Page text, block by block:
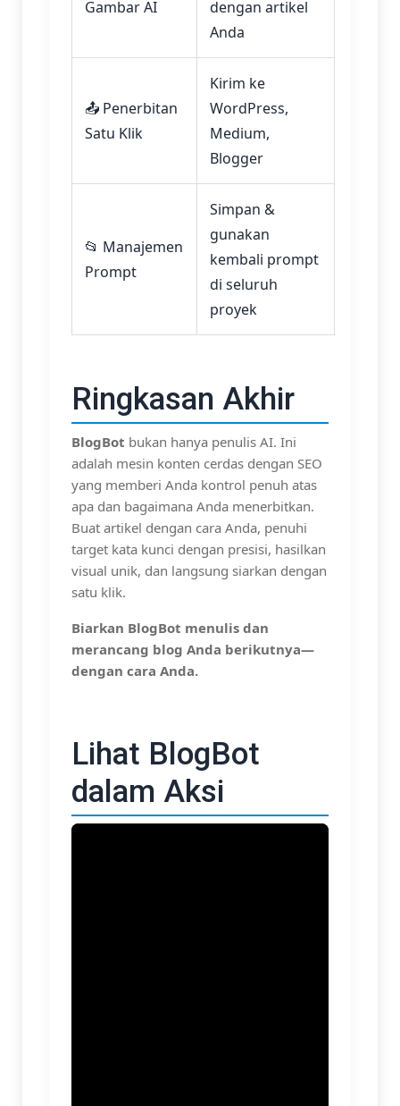
Gambar AI
dengan artikel
Anda
📤 Penerbitan
Satu Klik
Kirim ke
WordPress,
Medium,
Blogger
📂 Manajemen
Prompt
Simpan &
gunakan
kembali prompt
di seluruh
proyek
Ringkasan Akhir
BlogBot bukan hanya penulis AI. Ini
adalah mesin konten cerdas dengan SEO
yang memberi Anda kontrol penuh atas
apa dan bagaimana Anda menerbitkan.
Buat artikel dengan cara Anda, penuhi
target kata kunci dengan presisi, hasilkan
visual unik, dan langsung siarkan dengan
satu klik.
Biarkan BlogBot menulis dan
merancang blog Anda berikutnya—
dengan cara Anda.
Lihat BlogBot
dalam Aksi